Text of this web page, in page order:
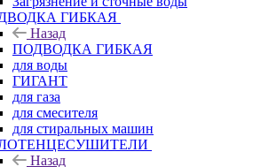
ГИБКАЯ
Назад
ПОДВОДКА ГИБКАЯ
для воды
ГИГАНТ
для газа
для смесителя
для стиральных машин
Назад